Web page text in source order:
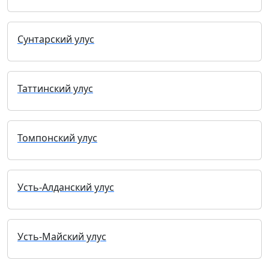
Сунтарский улус
Таттинский улус
Томпонский улус
Усть-Алданский улус
Усть-Майский улус